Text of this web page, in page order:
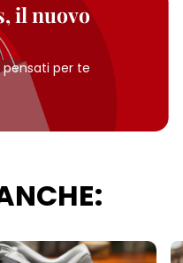
il nuovo
per te